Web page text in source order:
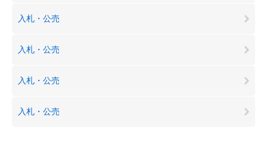
入札・公売
入札・公売
入札・公売
入札・公売